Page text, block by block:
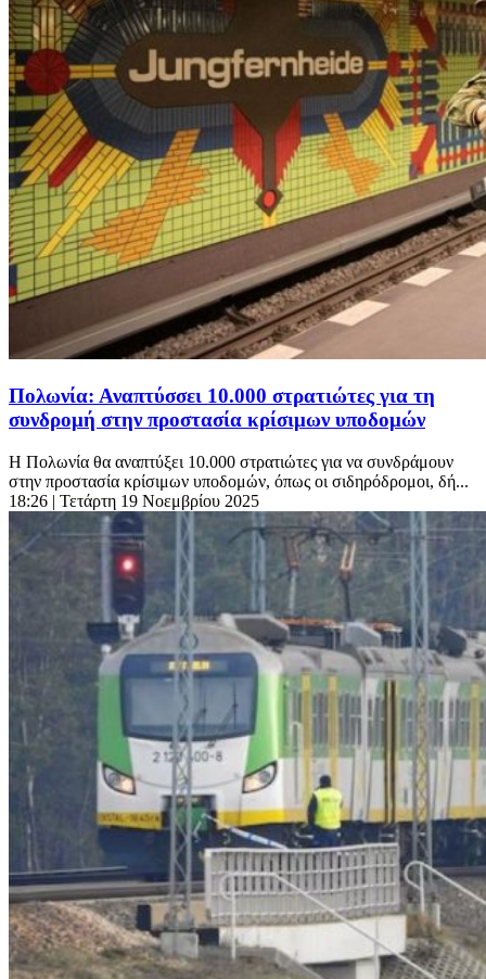
Πολωνία: Αναπτύσσει 10.000 στρατιώτες για τη
συνδρομή στην προστασία κρίσιμων υποδομών
Η Πολωνία θα αναπτύξει 10.000 στρατιώτες για να συνδράμουν
στην προστασία κρίσιμων υποδομών, όπως οι σιδηρόδρομοι, δή...
18:26 | Τετάρτη 19 Νοεμβρίου 2025